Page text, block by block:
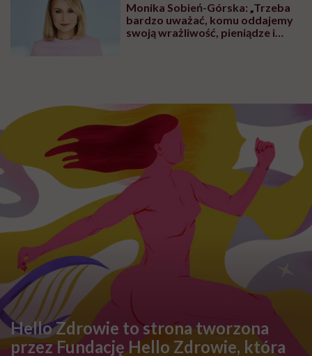
Monika Sobień-Górska: „Trzeba
bardzo uważać, komu oddajemy
swoją wrażliwość, pieniądze i
Hello Zdrowie to strona tworzona
przez Fundację Hello Zdrowie, która